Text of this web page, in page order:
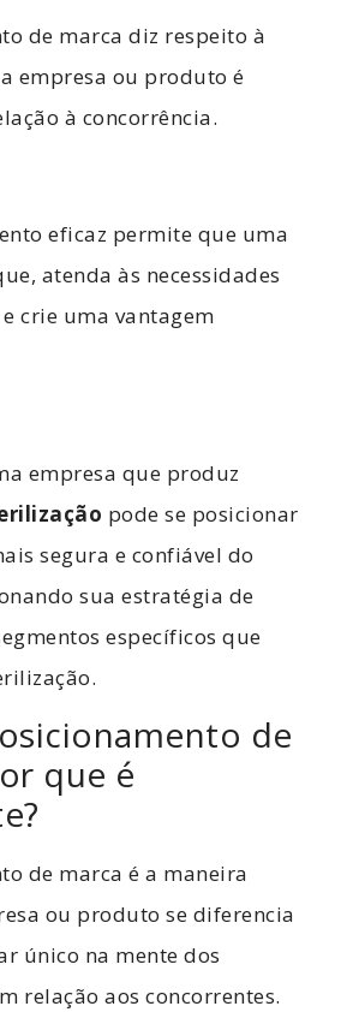
de marca diz respeito à
empresa ou produto é
à concorrência.
eficaz permite que uma
atenda às necessidades
crie uma vantagem
empresa que produz
pode se posicionar
segura e confiável do
sua estratégia de
específicos que
de
que é
de marca é a maneira
ou produto se diferencia
único na mente dos
relação aos concorrentes.